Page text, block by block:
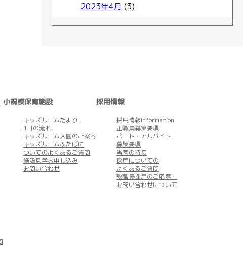
2023年4月 (3)
小規模保育施設
キッズルームだより
1日の流れ
キッズルーム入園のご案内
キッズルームふたばに
ついてのよくあるご質問
施設見学お申し込み
お問い合わせ
採用情報
採用情報Information
正職員募集要項
パート・アルバイト
募集要項
当園の特長
採用についての
よくあるご質問
教職員採用のご応募・
お問い合わせについて